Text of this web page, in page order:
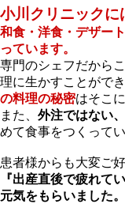
小川クリニック
和食・洋食・デザー
っています。
専門のシェフだから
理に生かすことがで
の料理の秘密はそこ
また、 外注ではない
めて食事をつくってい
患者様からも大変ご
『出産直後で疲れて
元気をもらいました。